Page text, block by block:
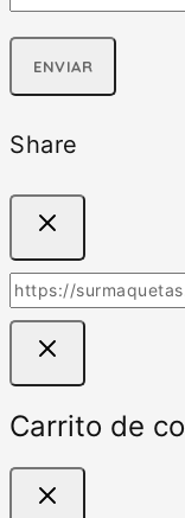
Share
Carrito de